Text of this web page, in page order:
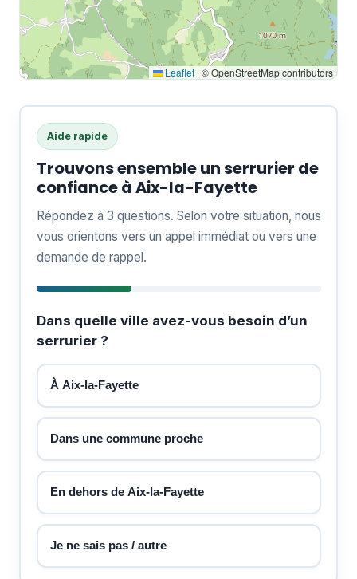
Leaflet | © OpenStreetMap contributors
Aide rapide
Trouvons ensemble un serrurier de
confiance à Aix-la-Fayette
Répondez à 3 questions. Selon votre situation, nous
vous orientons vers un appel immédiat ou vers une
demande de rappel.
Dans quelle ville avez-vous besoin d’un
serrurier ?
À Aix-la-Fayette
Dans une commune proche
En dehors de Aix-la-Fayette
Je ne sais pas / autre